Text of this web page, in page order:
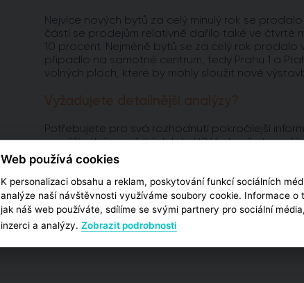
Nejvíce nových bytů za celý minulý rok se prodalo
částí se prodejům relativně dařilo také ve čtvrté
10 procent. Nejméně bytů se za celý rok
připadlo na samotné centrum, tedy Prahu 1 a
volných ploch, které by mohly sloužit nové
Vyžadujete detailnější analýzy?
Potřebujete pro svá rozhodnutí pokročilejší
na užší výběr pražských lokalit? Vyzkoušejte
analýz vypracovaných pro jednotlivé městské
PŘEJÍT NA ANALÝZY
Web používá cookies
K personalizaci obsahu a reklam, poskytování funkcí sociálních
analýze naší návštěvnosti využíváme soubory cookie. Informace o
jak náš web používáte, sdílíme se svými partnery pro sociální média,
inzerci a analýzy. Zobrazit podrobnosti